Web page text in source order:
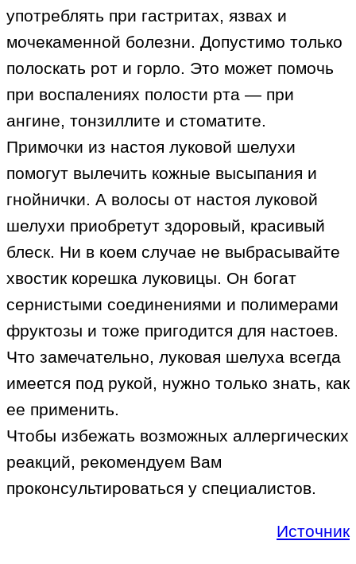
употреблять при гастритах, язвах и
мочекаменной болезни. Допустимо только
полоскать рот и горло. Это может помочь
при воспалениях полости рта — при
ангине, тонзиллите и стоматите.
Примочки из настоя луковой шелухи
помогут вылечить кожные высыпания и
гнойнички. А волосы от настоя луковой
шелухи приобретут здоровый, красивый
блеск. Ни в коем случае не выбрасывайте
хвостик корешка луковицы. Он богат
сернистыми соединениями и полимерами
фруктозы и тоже пригодится для настоев.
Что замечательно, луковая шелуха всегда
имеется под рукой, нужно только знать, как
ее применить.
Чтобы избежать возможных аллергических
реакций, рекомендуем Вам
проконсультироваться у специалистов.
Источник